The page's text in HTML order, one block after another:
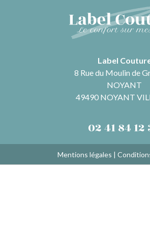
Label
8 Rue du Moulin de
NOYANT
49490 NOYANT
02 41 84 12
Mentions légales |